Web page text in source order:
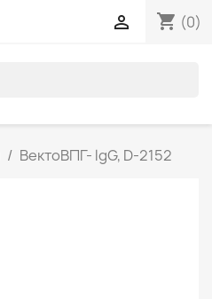
shopping_cart (0)

ВектоВПГ- lgG, D-2152